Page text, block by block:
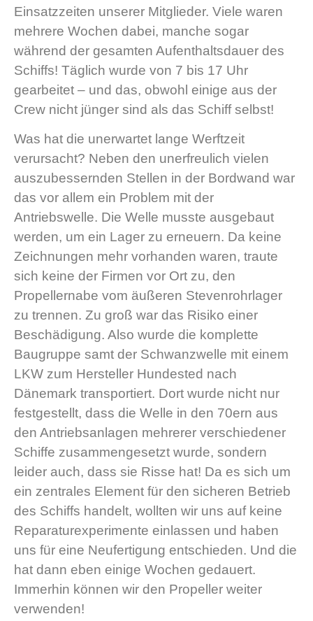
Einsatzzeiten unserer Mitglieder. Viele waren
mehrere Wochen dabei, manche sogar
während der gesamten Aufenthaltsdauer des
Schiffs! Täglich wurde von 7 bis 17 Uhr
gearbeitet – und das, obwohl einige aus der
Crew nicht jünger sind als das Schiff selbst!
Was hat die unerwartet lange Werftzeit
verursacht? Neben den unerfreulich vielen
auszubessernden Stellen in der Bordwand war
das vor allem ein Problem mit der
Antriebswelle. Die Welle musste ausgebaut
werden, um ein Lager zu erneuern. Da keine
Zeichnungen mehr vorhanden waren, traute
sich keine der Firmen vor Ort zu, den
Propellernabe vom äußeren Stevenrohrlager
zu trennen. Zu groß war das Risiko einer
Beschädigung. Also wurde die komplette
Baugruppe samt der Schwanzwelle mit einem
LKW zum Hersteller Hundested nach
Dänemark transportiert. Dort wurde nicht nur
festgestellt, dass die Welle in den 70ern aus
den Antriebsanlagen mehrerer verschiedener
Schiffe zusammengesetzt wurde, sondern
leider auch, dass sie Risse hat! Da es sich um
ein zentrales Element für den sicheren Betrieb
des Schiffs handelt, wollten wir uns auf keine
Reparaturexperimente einlassen und haben
uns für eine Neufertigung entschieden. Und die
hat dann eben einige Wochen gedauert.
Immerhin können wir den Propeller weiter
verwenden!